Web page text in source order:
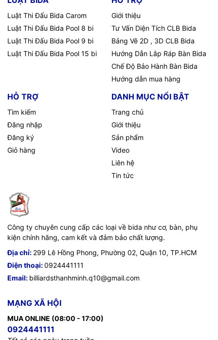
Luật Thi Đấu Bida Carom
Luật Thi Đấu Bida Pool 8 bi
Luật Thi Đấu Bida Pool 9 bi
Luật Thi Đấu Bida Pool 15 bi
Giới thiệu
Tư Vấn Diện Tích CLB Bida
Bảng Vẽ 2D , 3D CLB Bida
Hướng Dẫn Lắp Ráp Bàn Bida
Chế Độ Bảo Hành Bàn Bida
Hướng dẫn mua hàng
HỖ TRỢ
Tìm kiếm
Đăng nhập
Đăng ký
Giỏ hàng
DANH MỤC NỔI BẬT
Trang chủ
Giới thiệu
Sản phẩm
Video
Liên hệ
Tin tức
Công ty chuyên cung cấp các loại về bida như cơ, bàn, phụ
kiện chính hãng, cam kết và đảm bảo chất lượng.
Địa chỉ: 299 Lê Hồng Phong, Phường 02, Quận 10, TP.HCM
Điện thoại:0924441111
Email: billiardsthanhminh.q10@gmail.com
MẠNG XÃ HỘI
MUA ONLINE (08:00 - 17:00)
0924441111